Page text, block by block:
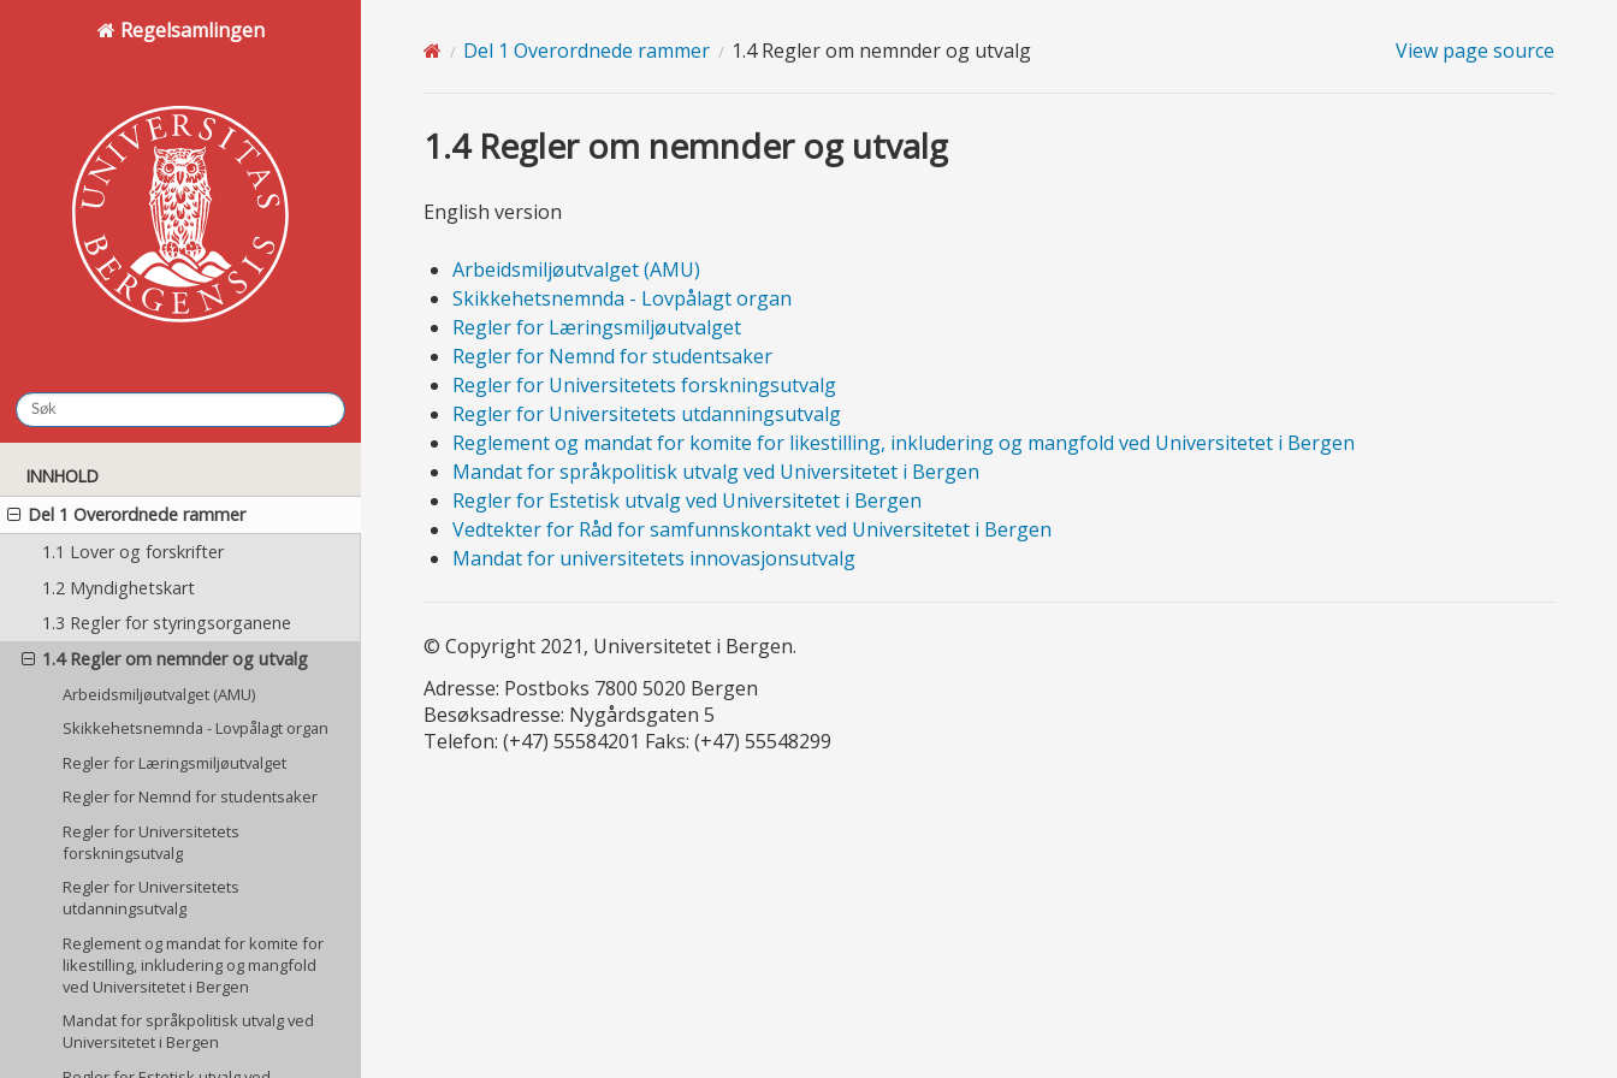
Regelsamlingen
INNHOLD
Del 1 Overordnede rammer
1.1 Lover og forskrifter
1.2 Myndighetskart
1.3 Regler for styringsorganene
1.4 Regler om nemnder og utvalg
Arbeidsmiljøutvalget (AMU)
Skikkehetsnemnda - Lovpålagt organ
Regler for Læringsmiljøutvalget
Regler for Nemnd for studentsaker
Regler for Universitetets
forskningsutvalg
Regler for Universitetets
utdanningsutvalg
Reglement og mandat for komite for
likestilling, inkludering og mangfold
ved Universitetet i Bergen
Mandat for språkpolitisk utvalg ved
Universitetet i Bergen
Del 1 Overordnede rammer 1.4 Regler om nemnder og utvalg View page source
1.4 Regler om nemnder og utvalg
English version
Arbeidsmiljøutvalget (AMU)
Skikkehetsnemnda - Lovpålagt organ
Regler for Læringsmiljøutvalget
Regler for Nemnd for studentsaker
Regler for Universitetets forskningsutvalg
Regler for Universitetets utdanningsutvalg
Reglement og mandat for komite for likestilling, inkludering og mangfold ved Universitetet i Bergen
Mandat for språkpolitisk utvalg ved Universitetet i Bergen
Regler for Estetisk utvalg ved Universitetet i Bergen
Vedtekter for Råd for samfunnskontakt ved Universitetet i Bergen
Mandat for universitetets innovasjonsutvalg
© Copyright 2021, Universitetet i Bergen.
Adresse: Postboks 7800 5020 Bergen
Besøksadresse: Nygårdsgaten 5
Telefon: (+47) 55584201 Faks: (+47) 55548299